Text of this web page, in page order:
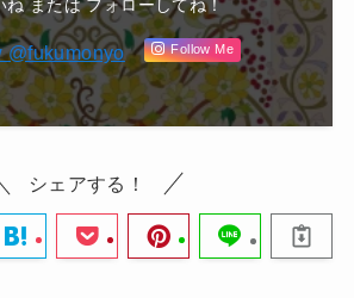
または フォローしてね！
@fukumonyo Follow Me
シェアする！